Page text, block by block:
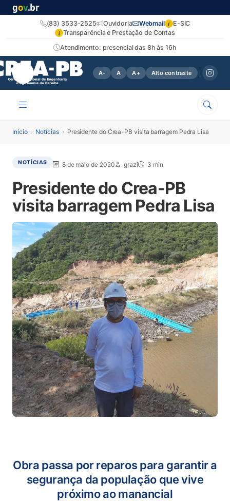
gov.br
Atendimento: presencial das 8h às 16h
(83) 3533-2525 Ouvidoria Webmail i E-SIC
i Transparência e Prestação de Contas
A- A A+ Alto contraste
Início › Notícias › Presidente do Crea-PB visita barragem Pedra Lisa
NOTÍCIAS 8 de maio de 2020 grazi 3 min
Presidente do Crea-PB
visita barragem Pedra Lisa
Obra passa por reparos para garantir a
segurança da população que vive
próximo ao manancial